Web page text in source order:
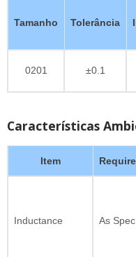
Tamanho Tolerância
0201 ±0.1
Características
Item
Inductance As Spec.